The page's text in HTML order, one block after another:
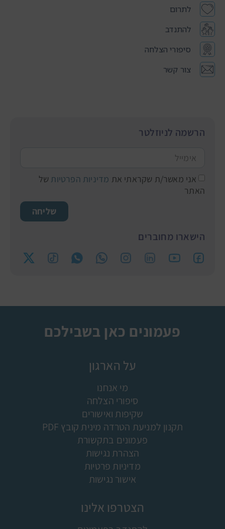
לתרום
להתנדב
סיפורי הצלחה
צור קשר
הרשמה לניוזלטר
אני מאשר/ת שקראתי את מדיניות הפרטיות של
האתר
שליחה
הישארו מחוברים
פעמונים כאן בשבילכם
על הארגון
מי אנחנו
סיפורי הצלחה
שקיפות ואישורים
תקנון למניעת הטרדה מינית קובץ PDF
פעמונים בתקשורת
הצהרת נגישות
מדיניות פרטיות
אישור נגישות
הצטרפו אלינו